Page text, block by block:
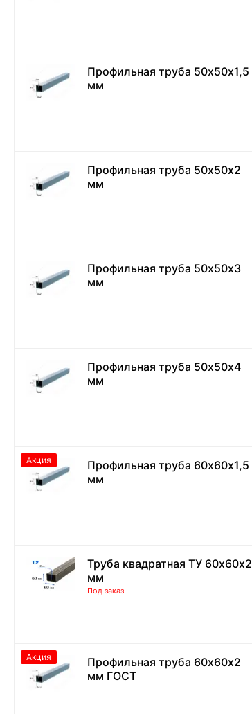
Профильная труба 50х50х1,5
мм
Профильная труба 50х50х2
мм
Профильная труба 50х50х3
мм
Профильная труба 50х50х4
мм
Профильная труба 60х60х1,5
мм
Акция
Труба квадратная ТУ 60х60х2
мм
Под заказ
Профильная труба 60х60х2
мм ГОСТ
Акция